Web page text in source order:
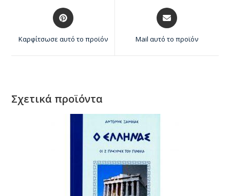
Καρφίτσωσε αυτό το προϊόν Mail αυτό το προϊόν
Σχετικά προϊόντα